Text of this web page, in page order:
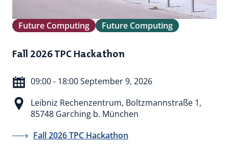
Future Computing Future Computing
Fall 2026 TPC Hackathon
09:00 - 18:00 September 9, 2026
Leibniz Rechenzentrum, Boltzmannstraße 1,
85748 Garching b. München
Fall 2026 TPC Hackathon